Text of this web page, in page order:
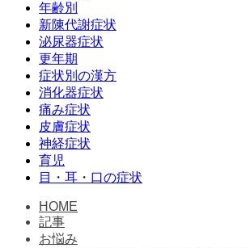
年齢別
新陳代謝症状
泌尿器症状
更年期
症状別の漢方
消化器症状
痛み症状
皮膚症状
神経症状
育児
目・耳・口の症状
HOME
記事
お悩み